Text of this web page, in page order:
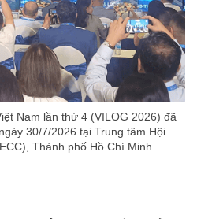
Nam lần thứ 4 (VILOG 2026) đã
30/7/2026 tại Trung tâm Hội
Thành phố Hồ Chí Minh.